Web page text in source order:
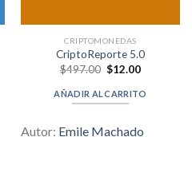
CRIPTOMONEDAS
CriptoReporte 5.0
$497.00 Original
was:
$497.00.
$12.00Current
is:
$12.00.
AÑADIR AL CARRITO
Autor: Emile Machado